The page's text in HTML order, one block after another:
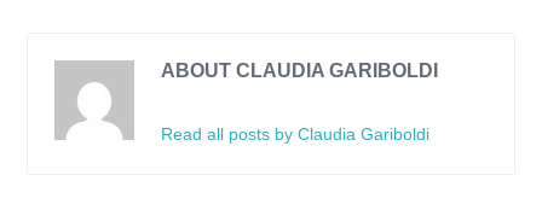
ABOUT CLAUDIA GARIBOLDI
Read all posts by Claudia Gariboldi